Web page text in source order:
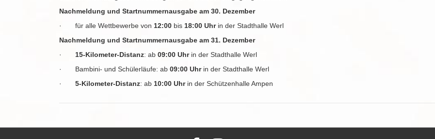
Nachmeldung und Startnummernausgabe am 30. Dezember
· für alle Wettbewerbe von 12:00 bis 18:00 Uhrin der Stadthalle Werl
Nachmeldung und Startnummernausgabe am 31. Dezember
· 15-Kilometer-Distanz: ab 09:00 Uhrin der Stadthalle Werl
· Bambini- und Schülerläufe: ab 09:00 Uhrin der Stadthalle Werl
· 5-Kilometer-Distanz: ab 10:00 Uhrin der Schützenhalle Ampen